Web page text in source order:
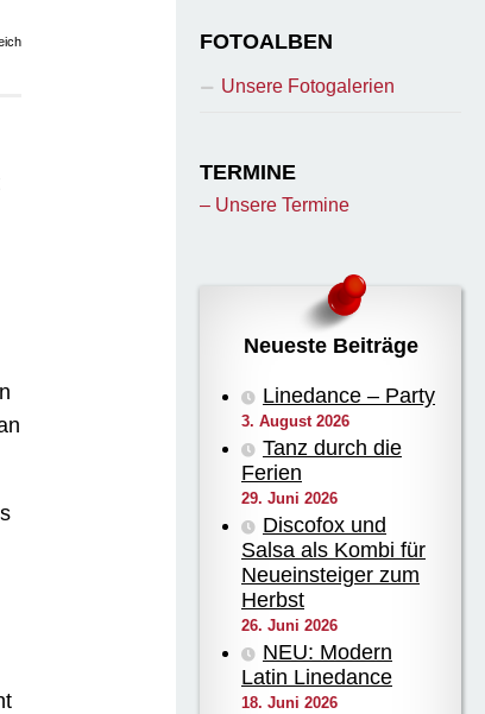
FOTOALBEN
Unsere Fotogalerien
TERMINE
– Unsere Termine
Neueste Beiträge
Linedance – Party
3. August 2026
Tanz durch die
Ferien
29. Juni 2026
Discofox und
Salsa als Kombi für
Neueinsteiger zum
Herbst
26. Juni 2026
NEU: Modern
Latin Linedance
18. Juni 2026